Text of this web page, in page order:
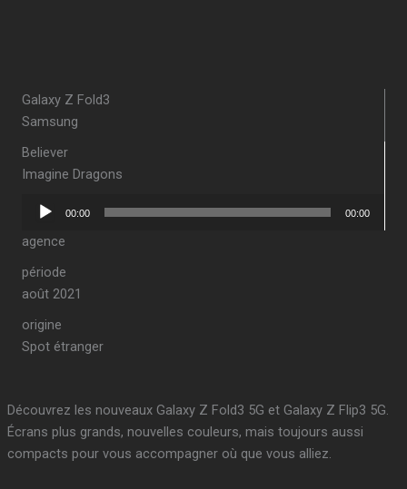
Galaxy Z Fold3
Samsung
Believer
Imagine Dragons
Lecteur
00:00 00:00
agence
période
août 2021
origine
Spot étranger
Découvrez les nouveaux Galaxy Z Fold3 5G et Galaxy Z Flip3 5G.
Écrans plus grands, nouvelles couleurs, mais toujours aussi
compacts pour vous accompagner où que vous alliez.